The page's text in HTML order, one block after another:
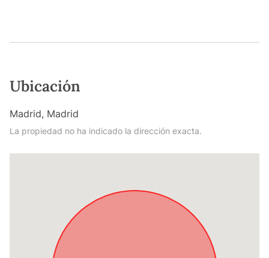
Ubicación
Madrid, Madrid
La propiedad no ha indicado la dirección exacta.